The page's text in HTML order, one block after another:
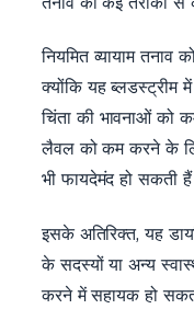
नियमित व्यायाम तनाव
क्योंकि यह ब्लडस्ट्रीम
चिंता की भावनाओं को
लैवल को कम करने के
भी फायदेमंद हो सकती
इसके अतिरिक्त, यह
के सदस्यों या अन्य
करने में सहायक हो